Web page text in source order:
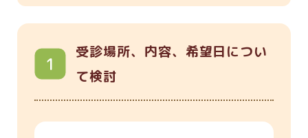
受診場所、内容、希望日につい
て検討